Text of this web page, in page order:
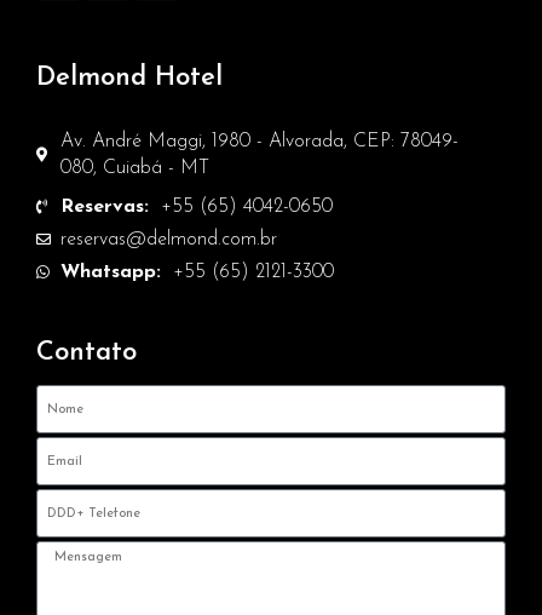
Delmond Hotel
Av. André Maggi, 1980 - Alvorada, CEP: 78049-
080, Cuiabá - MT
Reservas: +55 (65) 4042-0650
reservas@delmond.com.br
Whatsapp: +55 (65) 2121-3300
Contato